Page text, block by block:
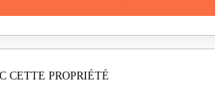
CETTE PROPRIÉTÉ